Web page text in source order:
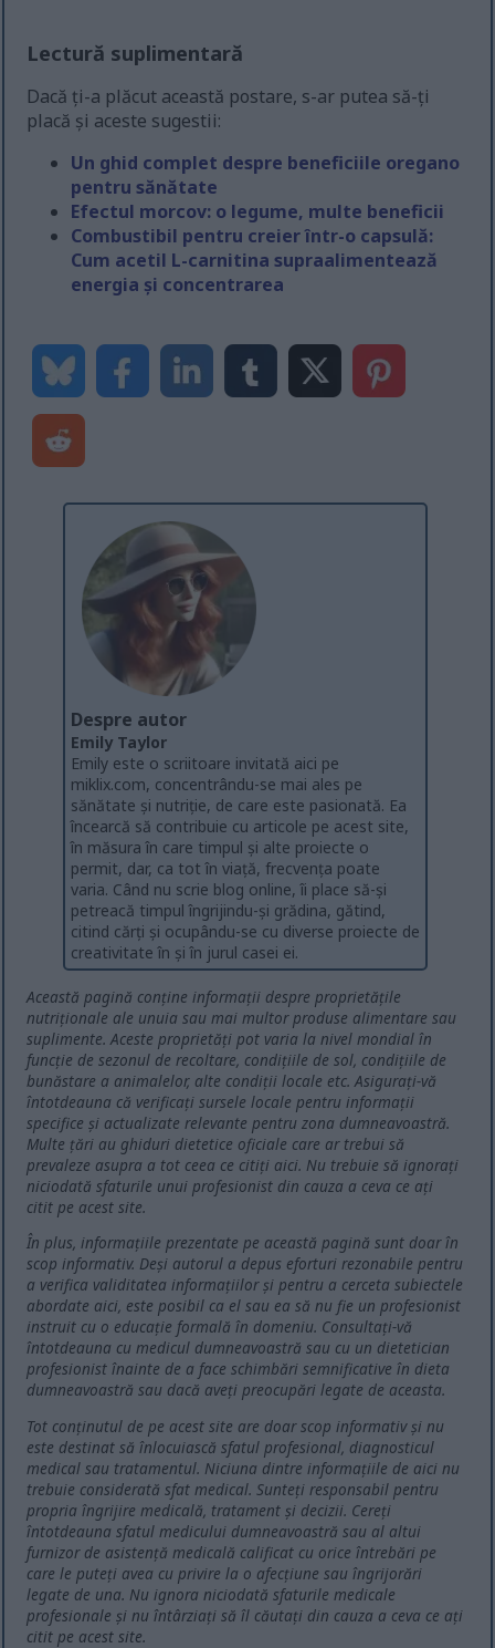
Lectură suplimentară
Dacă ți-a plăcut această postare, s-ar putea să-ți
placă și aceste sugestii:
Un ghid complet despre beneficiile oregano
pentru sănătate
Efectul morcov: o legume, multe beneficii
Combustibil pentru creier într-o capsulă:
Cum acetil L-carnitina supraalimentează
energia și concentrarea
Despre autor
Emily Taylor
Emily este o scriitoare invitată aici pe
miklix.com, concentrându-se mai ales pe
sănătate și nutriție, de care este pasionată. Ea
încearcă să contribuie cu articole pe acest site,
în măsura în care timpul și alte proiecte o
permit, dar, ca tot în viață, frecvența poate
varia. Când nu scrie blog online, îi place să-și
petreacă timpul îngrijindu-și grădina, gătind,
citind cărți și ocupându-se cu diverse proiecte de
creativitate în și în jurul casei ei.
Această pagină conține informații despre proprietățile
nutriționale ale unuia sau mai multor produse alimentare sau
suplimente. Aceste proprietăți pot varia la nivel mondial în
funcție de sezonul de recoltare, condițiile de sol, condițiile de
bunăstare a animalelor, alte condiții locale etc. Asigurați-vă
întotdeauna că verificați sursele locale pentru informații
specifice și actualizate relevante pentru zona dumneavoastră.
Multe țări au ghiduri dietetice oficiale care ar trebui să
prevaleze asupra a tot ceea ce citiți aici. Nu trebuie să ignorați
niciodată sfaturile unui profesionist din cauza a ceva ce ați
citit pe acest site.
În plus, informațiile prezentate pe această pagină sunt doar în
scop informativ. Deși autorul a depus eforturi rezonabile pentru
a verifica validitatea informațiilor și pentru a cerceta subiectele
abordate aici, este posibil ca el sau ea să nu fie un profesionist
instruit cu o educație formală în domeniu. Consultați-vă
întotdeauna cu medicul dumneavoastră sau cu un dietetician
profesionist înainte de a face schimbări semnificative în dieta
dumneavoastră sau dacă aveți preocupări legate de aceasta.
Tot conținutul de pe acest site are doar scop informativ și nu
este destinat să înlocuiască sfatul profesional, diagnosticul
medical sau tratamentul. Niciuna dintre informațiile de aici nu
trebuie considerată sfat medical. Sunteți responsabil pentru
propria îngrijire medicală, tratament și decizii. Cereți
întotdeauna sfatul medicului dumneavoastră sau al altui
furnizor de asistență medicală calificat cu orice întrebări pe
care le puteți avea cu privire la o afecțiune sau îngrijorări
legate de una. Nu ignora niciodată sfaturile medicale
profesionale și nu întârziați să îl căutați din cauza a ceva ce ați
citit pe acest site.